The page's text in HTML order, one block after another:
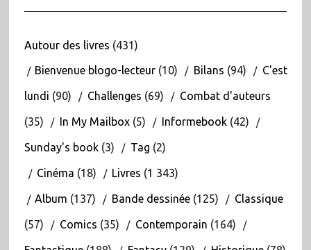
Autour des livres (431)
Bienvenue blogo-lecteur(10) Bilans (94) C'est
lundi (90) Challenges (69) Combat d'auteurs
(35) In My Mailbox(5) Informebook(42)
Sunday's book(3) Tag (2)
Cinéma (18) Livres (1 343)
Album (137) Bande dessinée(125) Classique
(57) Comics (35) Contemporain (164)